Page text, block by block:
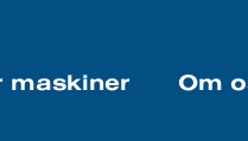
maskiner Om